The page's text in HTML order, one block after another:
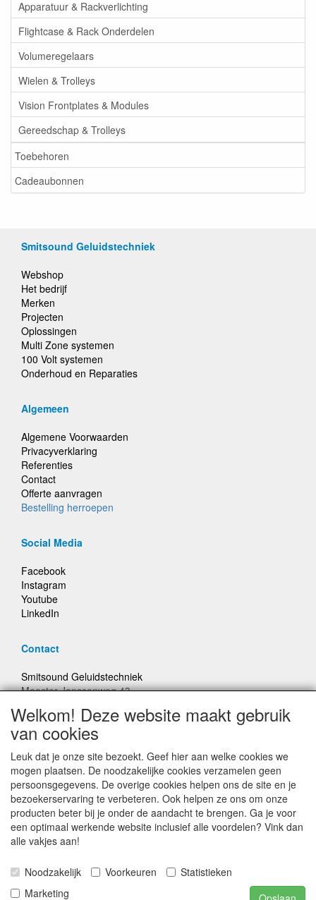
Apparatuur & Rackverlichting
Flightcase & Rack Onderdelen
Volumeregelaars
Wielen & Trolleys
Vision Frontplates & Modules
Gereedschap & Trolleys
Toebehoren
Cadeaubonnen
Smitsound Geluidstechniek
Webshop
Het bedrijf
Merken
Projecten
Oplossingen
Multi Zone systemen
100 Volt systemen
Onderhoud en Reparaties
Algemeen
Algemene Voorwaarden
Privacyverklaring
Referenties
Contact
Offerte aanvragen
Bestelling herroepen
Social Media
Facebook
Instagram
Youtube
LinkedIn
Contact
Smitsound Geluidstechniek
Meester Janssenweg 43
E-mail: info@smitsound.nl
Telefoon: +31-(0)6-22256322
Bestellingen binnen Nederland, ongeacht gewicht, verstuurd
voor € 6,95
Prijzen inclusief 21% BTW, tenzij anders vermeldt
© Smitsound Geluidstechniek 2024, alle rechten
Welkom! Deze website maakt gebruik
van cookies
Leuk dat je onze site bezoekt. Geef hier aan welke cookies we
mogen plaatsen. De noodzakelijke cookies verzamelen geen
persoonsgegevens. De overige cookies helpen ons de site en je
bezoekerservaring te verbeteren. Ook helpen ze ons om onze
producten beter bij je onder de aandacht te brengen. Ga je voor
een optimaal werkende website inclusief alle voordelen? Vink dan
alle vakjes aan!
Noodzakelijk Voorkeuren
Statistieken
Marketing